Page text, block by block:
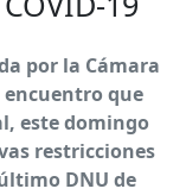
por la Cámara
encuentro que
este domingo
restricciones
DNU de